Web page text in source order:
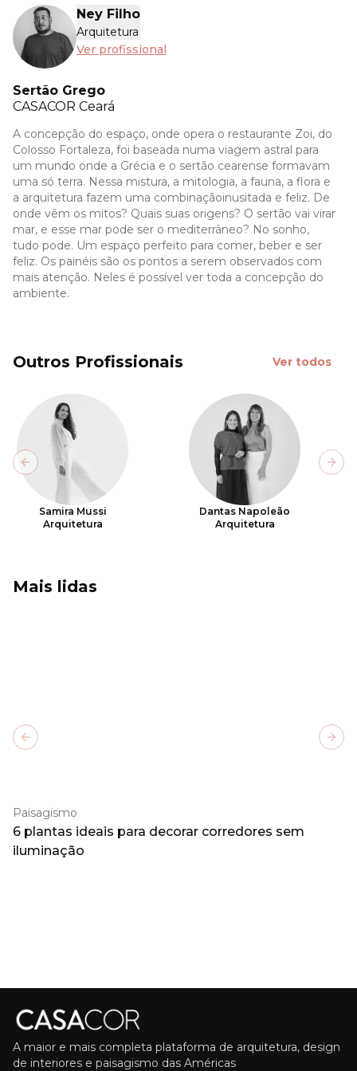
Ney Filho
Arquitetura
Ver profissional
Sertão Grego
CASACOR Ceará
A concepção do espaço, onde opera o restaurante Zoi, do
Colosso Fortaleza, foi baseada numa viagem astral para
um mundo onde a Grécia e o sertão cearense formavam
uma só terra. Nessa mistura, a mitologia, a fauna, a flora e
a arquitetura fazem uma combinaçãoinusitada e feliz. De
onde vêm os mitos? Quais suas origens? O sertão vai virar
mar, e esse mar pode ser o mediterrâneo? No sonho,
tudo pode. Um espaço perfeito para comer, beber e ser
feliz. Os painéis são os pontos a serem observados com
mais atenção. Neles é possível ver toda a concepção do
ambiente.
Outros Profissionais Ver todos
Samira Mussi
Arquitetura
Dantas Napoleão
Arquitetura
Previous slide
Mais lidas
Paisagismo
6 plantas ideais para decorar corredores sem
iluminação
Previous slide
A maior e mais completa plataforma de arquitetura, design
de interiores e paisagismo das Américas